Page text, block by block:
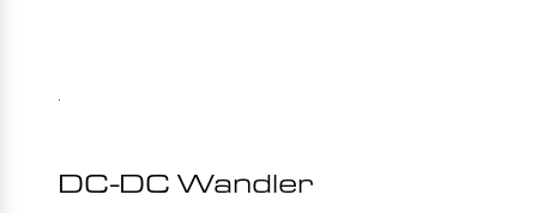
.
DC-DC Wandler